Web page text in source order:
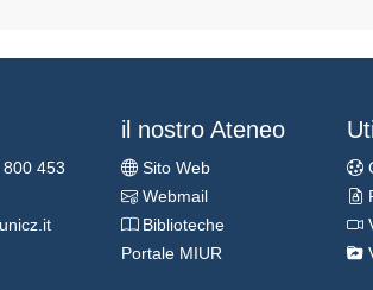
453
il nostro Ateneo
Sito Web
Webmail
Biblioteche
Portale MIUR